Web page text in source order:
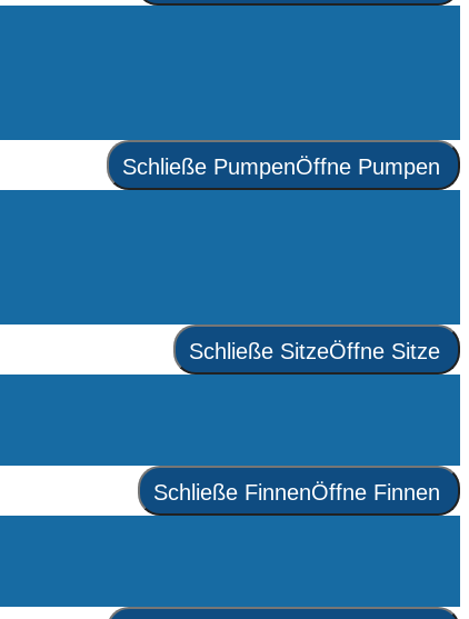
Schließe PumpenÖffne Pumpen
Schließe SitzeÖffne Sitze
Schließe FinnenÖffne Finnen